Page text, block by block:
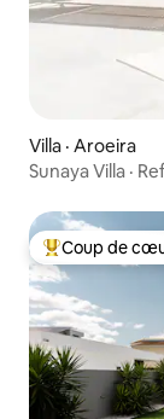
Villa · Aroeira
Sunaya Villa ·
Coup de cœur
Coup de